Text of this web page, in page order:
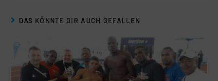
DAS KÖNNTE DIR AUCH GEFALLEN